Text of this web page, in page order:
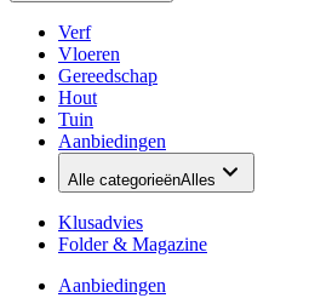
Verf
Vloeren
Gereedschap
Hout
Tuin
Aanbiedingen
Alle categorieënAlles
Klusadvies
Folder & Magazine
Aanbiedingen